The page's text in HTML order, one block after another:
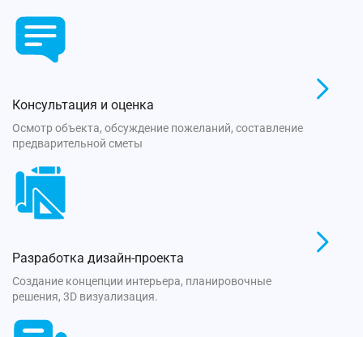
Консультация и оценка
Осмотр объекта, обсуждение пожеланий, составление
предварительной сметы
Разработка дизайн-проекта
Создание концепции интерьера, планировочные
решения, 3D визуализация.